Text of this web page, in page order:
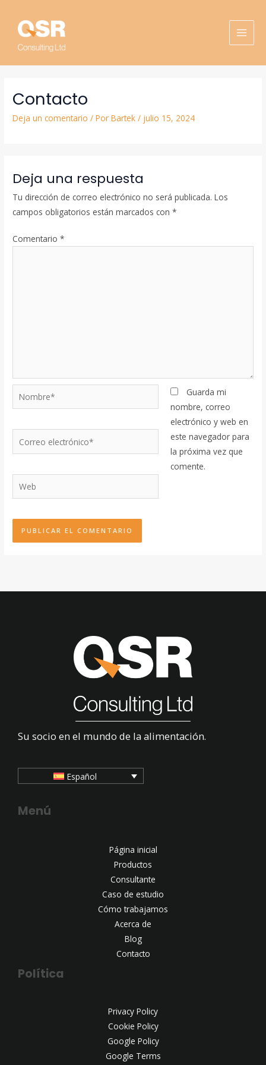
contenido
Contacto
Deja un comentario / PorBartek/ julio 15, 2024
Deja una respuesta
Tu dirección de correo electrónico no será publicada. Los
campos obligatorios están marcados con*
Comentario*
Nombre*
electrónico*
Web
Guarda mi
nombre, correo
electrónico y web en
este navegador para
la próxima vez que
comente.
Su socio en el mundo de la alimentación.
Español
Menú
Página inicial
Productos
Consultante
Caso de estudio
Cómo trabajamos
Acerca de
Blog
Contacto
Política
Privacy Policy
Cookie Policy
Google Policy
Google Terms